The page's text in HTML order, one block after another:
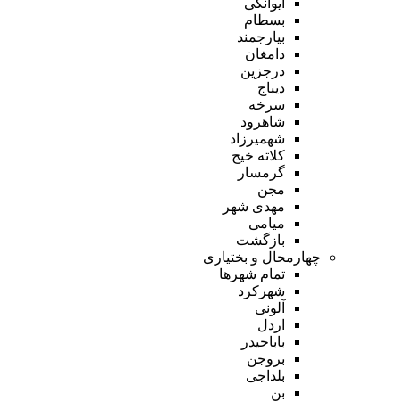
بسطام
بیارجمند
دامغان
درجزین
دیباج
سرخه
شاهرود
شهمیرزاد
کلاته خیج
گرمسار
مجن
مهدی شهر
میامی
بازگشت
چهارمحال و بختیاری
تمام شهر‌ها
شهرکرد
آلونی
اردل
باباحیدر
بروجن
بلداجی
بن